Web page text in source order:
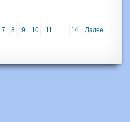
7 8 9 10 11 … 14 Далее